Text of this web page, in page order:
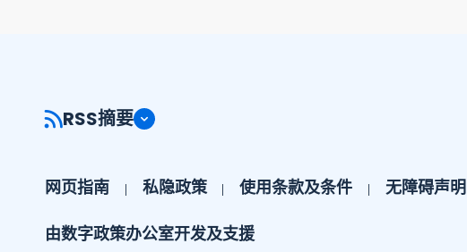
RSS摘要
网页指南 私隐政策 使用条款及条件 无障碍声明
由数字政策办公室开发及支援